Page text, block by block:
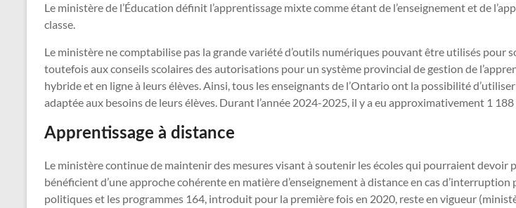
Le ministère de l’Éducation définit l’apprentissage mixte comme étant de l’enseignement et de
classe.
Le ministère ne comptabilise pas la grande variété d’outils numériques pouvant être utilisés
toutefois aux conseils scolaires des autorisations pour un système provincial de gestion de
hybride et en ligne à leurs élèves. Ainsi, tous les enseignants de l’Ontario ont la possibilité
adaptée aux besoins de leurs élèves. Durant l’année 2024-2025, il y a eu approximativement 1
Apprentissage à distance
Le ministère continue de maintenir des mesures visant à soutenir les écoles qui pourraient devoir
bénéficient d’une approche cohérente en matière d’enseignement à distance en cas
politiques et les programmes 164, introduit pour la première fois en 2020, reste en vigueur